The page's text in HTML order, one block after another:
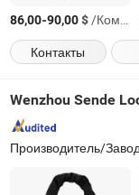
86,00-90,00$/Комплект
Контакты
Wenzhou Sende
Производитель/